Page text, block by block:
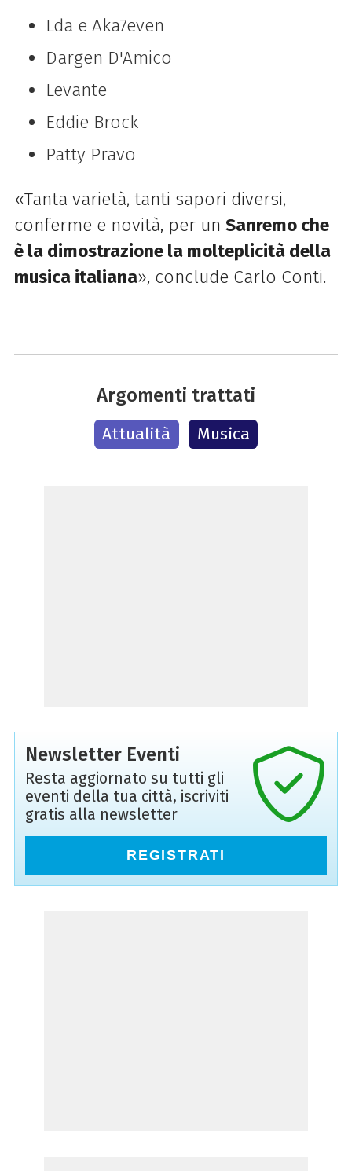
Lda e Aka7even
Dargen D'Amico
Levante
Eddie Brock
Patty Pravo
«Tanta varietà, tanti sapori diversi,
conferme e novità, per un Sanremo che
è la dimostrazione la molteplicità della
musica italiana», conclude Carlo Conti.
Argomenti trattati
Attualità Musica
Newsletter Eventi
Resta aggiornato su tutti gli
eventi della tua città, iscriviti
gratis alla newsletter
REGISTRATI